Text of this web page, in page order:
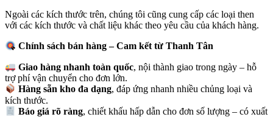
Ngoài các kích thước trên, chúng tôi cũng cung cấp các loại then
với các kích thước và chất liệu khác theo yêu cầu của khách hàng.
Chính sách bán hàng – Cam kết từ Thanh Tân
Giao hàng nhanh toàn quốc, nội thành giao trong ngày – hỗ
trợ phí vận chuyển cho đơn lớn.
Hàng sẵn kho đa dạng, đáp ứng nhanh nhiều chủng loại và
kích thước.
Báo giá rõ ràng, chiết khấu hấp dẫn cho đơn số lượng – có xuất